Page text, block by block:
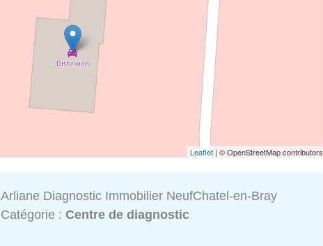
Leaflet | © OpenStreetMap contributors
Arliane Diagnostic Immobilier NeufChatel-en-Bray
Catégorie :Centre de diagnostic